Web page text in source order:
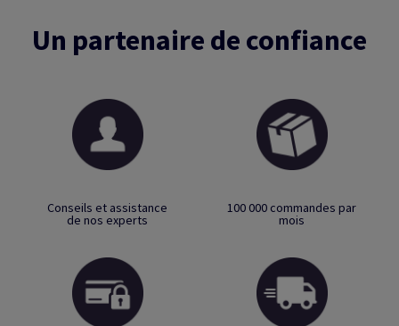
Un partenaire de confiance
Conseils et assistance
de nos experts
100 000 commandes par
mois